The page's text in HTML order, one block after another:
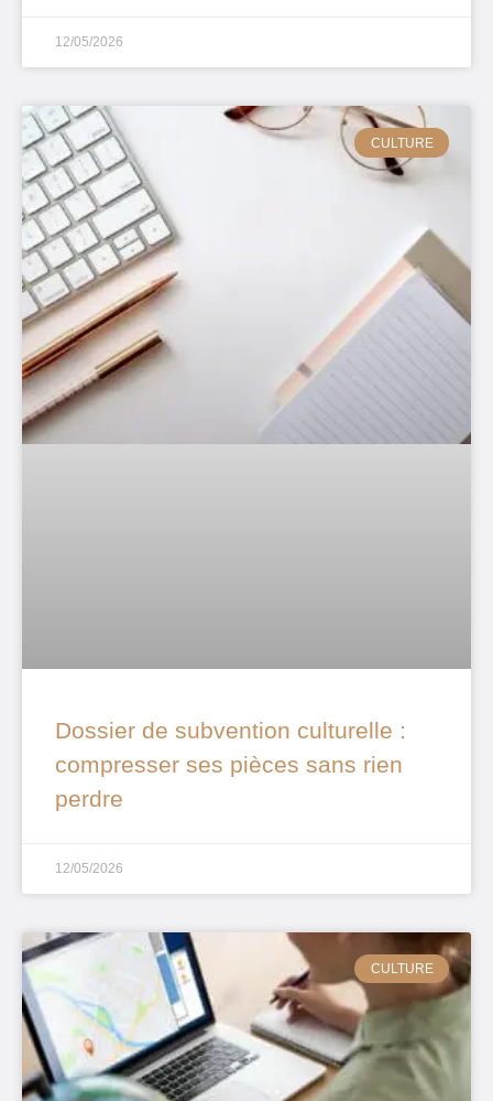
12/05/2026
CULTURE
Dossier de subvention culturelle :
compresser ses pièces sans rien
perdre
12/05/2026
CULTURE